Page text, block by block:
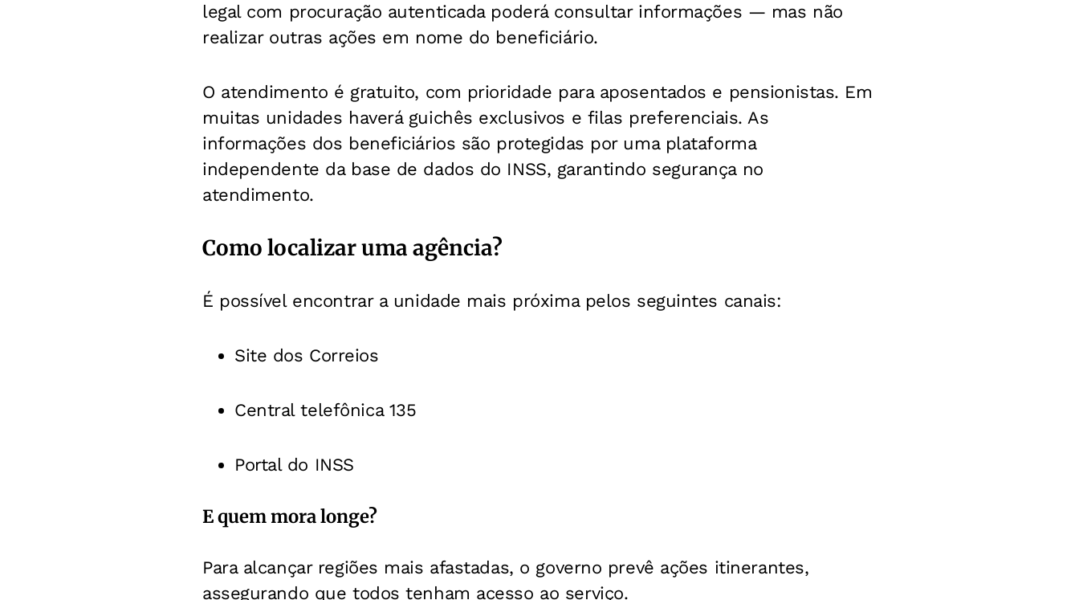
legal com procuração autenticada poderá consultar informações — mas não
realizar outras ações em nome do beneficiário.
O atendimento é gratuito, com prioridade para aposentados e pensionistas. Em
muitas unidades haverá guichês exclusivos e filas preferenciais. As
informações dos beneficiários são protegidas por uma plataforma
independente da base de dados do INSS, garantindo segurança no
atendimento.
Como localizar uma agência?
É possível encontrar a unidade mais próxima pelos seguintes canais:
Site dos Correios
Central telefônica 135
Portal do INSS
E quem mora longe?
Para alcançar regiões mais afastadas, o governo prevê ações itinerantes,
assegurando que todos tenham acesso ao serviço.